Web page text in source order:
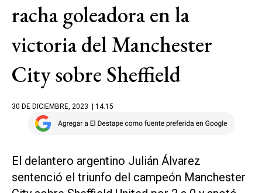
racha goleadora en la
victoria del Manchester
City sobre Sheffield
30 DE DICIEMBRE, 2023 | 14.15
El delantero argentino Julián Álvarez
sentenció el triunfo del campeón Manchester